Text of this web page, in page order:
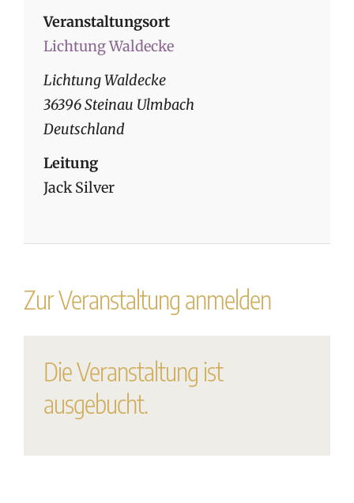
Veranstaltungsort
Lichtung Waldecke
Lichtung Waldecke
36396 Steinau Ulmbach
Deutschland
Leitung
Jack Silver
Zur Veranstaltung anmelden
Die Veranstaltung ist
ausgebucht.